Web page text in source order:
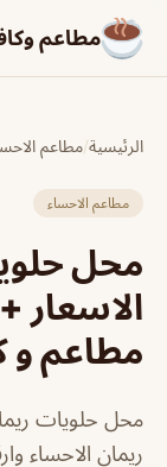
مطاعم
الرئيسية/مطاعم
مطاعم الاحساء
محل
الاسعار
مطاعم و
محل حلويات
ريمان الاحساء